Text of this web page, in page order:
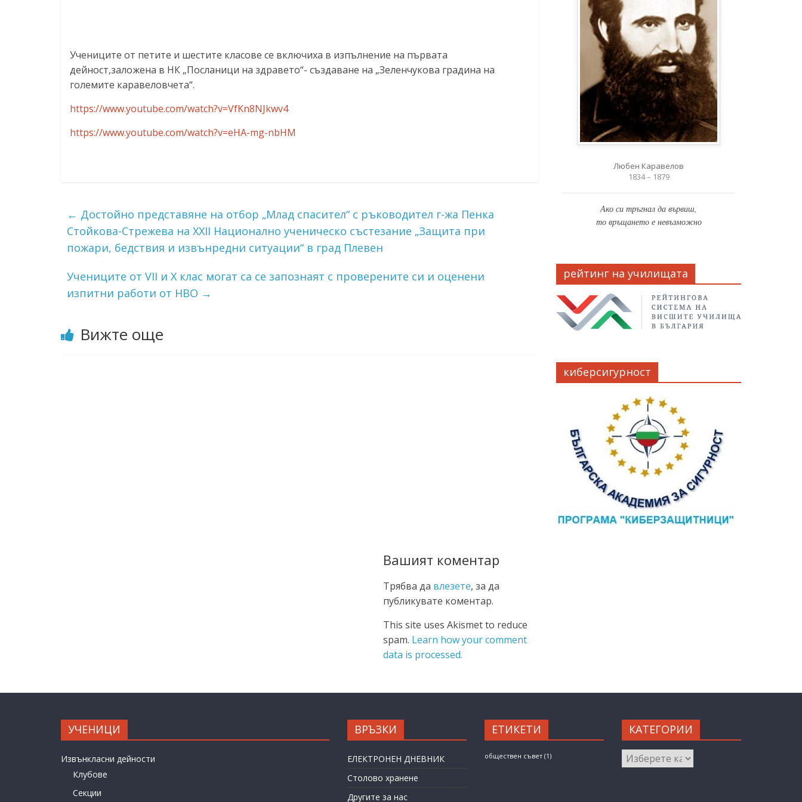
Учениците от петите и шестите класове се включиха в изпълнение на първата
дейност,заложена в НК „Посланици на здравето“- създаване на „Зеленчукова градина на
големите каравеловчета“.
https://www.youtube.com/watch?v=VfKn8NJkwv4
https://www.youtube.com/watch?v=eHA-mg-nbHM
← Достойно представяне на отбор „Млад спасител“ с ръководител г-жа Пенка
Стойкова-Стрежева на XXII Национално ученическо състезание „Защита при
пожари, бедствия и извънредни ситуации“ в град Плевен
Учениците от VII и Х клас могат са се запознаят с проверените си и оценени
изпитни работи от НВО →
Вижте още
Вашият коментар
Трябва да влезете, за да
публикувате коментар.
This site uses Akismet to reduce
spam. Learn how your comment
data is processed.
Любен Каравелов
1834 – 1879
Ако си тръгнал да вървиш,
то връщането е невъзможно
рейтинг на училищата
киберсигурност
УЧЕНИЦИ
Извънкласни дейности
Клубове
Секции
ВРЪЗКИ
ЕЛЕКТРОНЕН ДНЕВНИК
Столово хранене
Другите за нас
ЕТИКЕТИ
обществен съвет(1)
КАТЕГОРИИ
КАТЕГОРИИ